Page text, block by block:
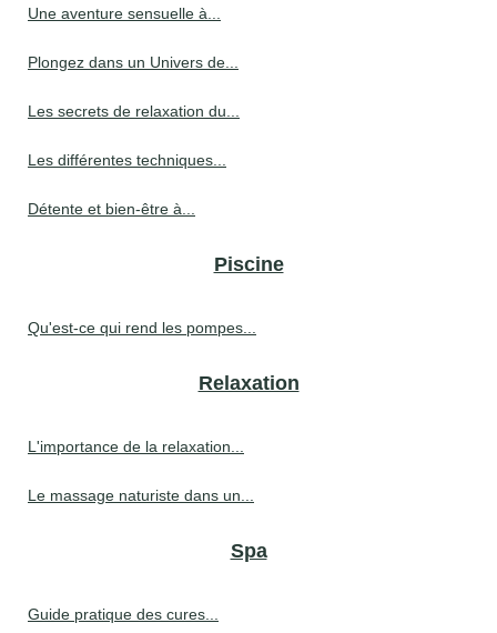
Une aventure sensuelle à...
Plongez dans un Univers de...
Les secrets de relaxation du...
Les différentes techniques...
Détente et bien-être à...
Piscine
Qu'est-ce qui rend les pompes...
Relaxation
L'importance de la relaxation...
Le massage naturiste dans un...
Spa
Guide pratique des cures...